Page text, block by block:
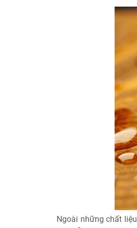
Ngoài những chất